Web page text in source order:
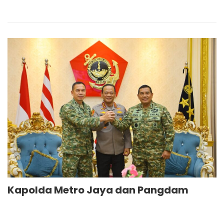
Kapolda Metro Jaya dan Pangdam